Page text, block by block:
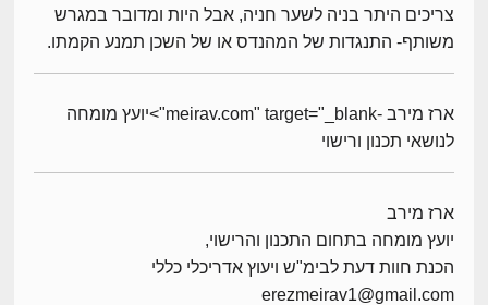
צריכים היתר בניה לשער חניה, אבל היות ומדובר במגרש
משותף- התנגדות של המהנדס או של השכן תמנע הקמתו.
ארז מירב -meirav.com" target="_blank">יועץ מומחה
לנושאי תכנון ורישוי
ארז מירב
יועץ מומחה בתחום התכנון והרישוי,
הכנת חוות דעת לבימ"ש ויעוץ אדריכלי כללי
erezmeirav1@gmail.com